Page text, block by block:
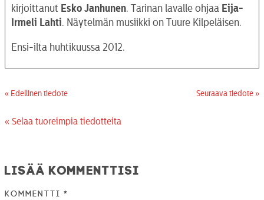
kirjoittanut Esko Janhunen. Tarinan lavalle ohjaa Eija-
Irmeli Lahti. Näytelmän musiikki on Tuure Kilpeläisen.
Ensi-ilta huhtikuussa 2012.
« Edellinen tiedote Seuraava tiedote »
« Selaa tuoreimpia tiedotteita
Lisää kommenttisi
Kommentti *